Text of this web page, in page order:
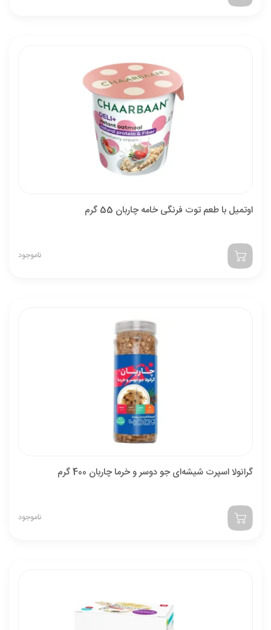
اوتمیل با طعم توت‌ فرنگی خامه چاربان 55 گرم
ناموجود
گرانولا اسپرت شیشه‌ای جو دوسر و خرما چاربان 400 گرم
ناموجود